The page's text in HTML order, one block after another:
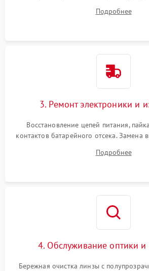
излучателя, а также механизма
уплотнительных прокладок иПодробнее
3. Ремонт электроники и
Восстановление цепей питания,
контактов батарейного отсека. Замена
светодиода или микросхемы
платы от коррозии и нанесение
Подробнее
4. Обслуживание оптики
Бережная очистка линзы с